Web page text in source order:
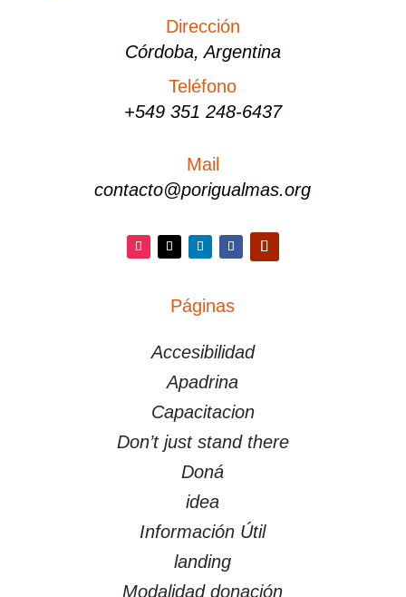
Dirección
Córdoba, Argentina
Teléfono
+549 351 248-6437
Mail
contacto@porigualmas.org
Facebook
Páginas
Accesibilidad
Apadrina
Capacitacion
Don’t just stand there
Doná
idea
Información Útil
landing
Modalidad donación